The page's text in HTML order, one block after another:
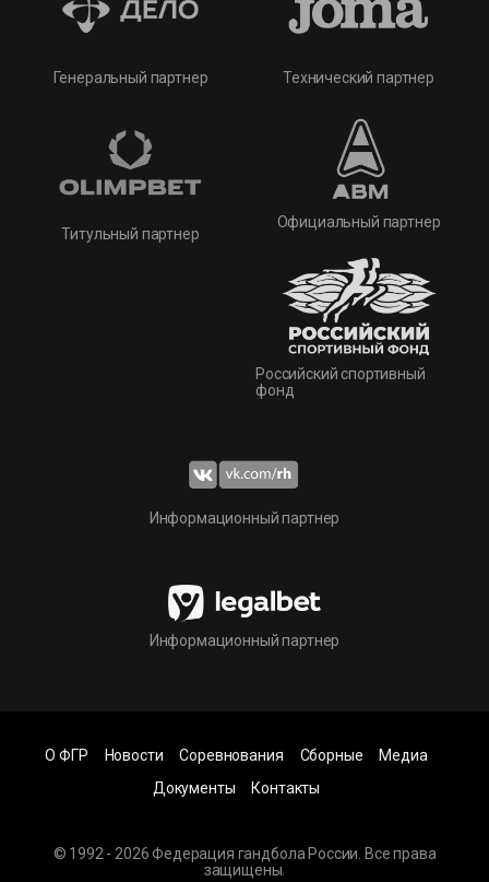
Генеральный партнер
Титульный партнер
Технический партнер
Официальный партнер
Российский спортивный
фонд
Информационный партнер
Информационный партнер
© 1992 - 2026 Федерация гандбола России. Все права
защищены.
О ФГР Новости Соревнования Сборные
Медиа
Документы
Контакты